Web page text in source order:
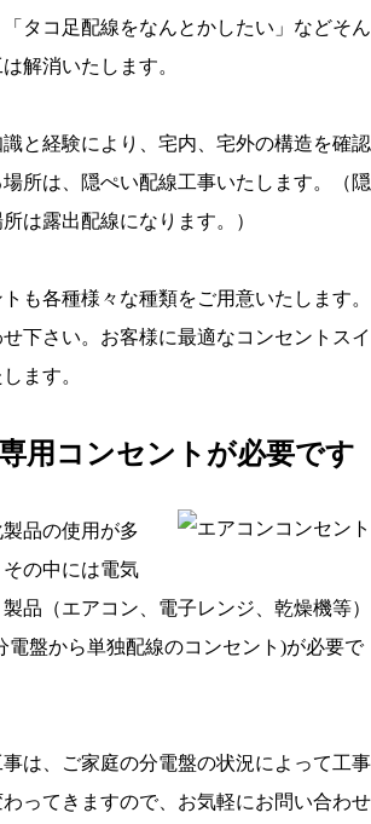
タコ足配線をなんとかしたい」などそん
解消いたします。
と経験により、宅内、宅外の構造を確認
所は、隠ぺい配線工事いたします。（隠
は露出配線になります。）
も各種様々な種類をご用意いたします。
下さい。お客様に最適なコンセントスイ
ます。
用コンセントが必要です
品の使用が多
の中には電気
品（エアコン、電子レンジ、乾燥機等）
電盤から単独配線のコンセント)が必要で
は、ご家庭の分電盤の状況によって工事
ってきますので、お気軽にお問い合わせ